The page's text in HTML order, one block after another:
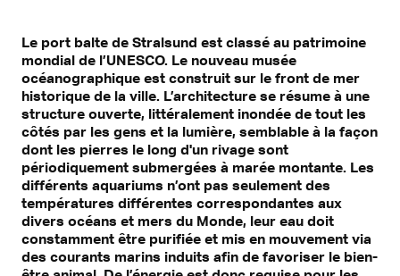
Le port balte de Stralsund est classé au patrimoine
mondial de l’UNESCO. Le nouveau musée
océanographique est construit sur le front de mer
historique de la ville. L’architecture se résume à une
structure ouverte, littéralement inondée de tout les
côtés par les gens et la lumière, semblable à la façon
dont les pierres le long d'un rivage sont
périodiquement submergées à marée montante. Les
différents aquariums n’ont pas seulement des
températures différentes correspondantes aux
divers océans et mers du Monde, leur eau doit
constamment être purifiée et mis en mouvement via
des courants marins induits afin de favoriser le bien-